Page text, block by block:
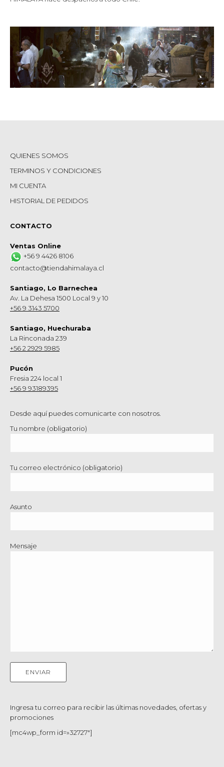
QUIENES SOMOS
TERMINOS Y CONDICIONES
MI CUENTA
HISTORIAL DE PEDIDOS
CONTACTO
Ventas Online
+56 9 4426 8106
contacto@tiendahimalaya.cl
Santiago, Lo Barnechea
Av. La Dehesa 1500 Local 9 y 10
+56 9 3143 5700
Santiago, Huechuraba
La Rinconada 239
+56 2 2929 5985
Pucón
Fresia 224 local 1
+56 9 93189395
Desde aquí puedes comunicarte con nosotros.
Tu nombre (obligatorio)
Tu correo electrónico (obligatorio)
Asunto
Mensaje
Ingresa tu correo para recibir las últimas novedades, ofertas y
promociones
[mc4wp_form id=»32727″]